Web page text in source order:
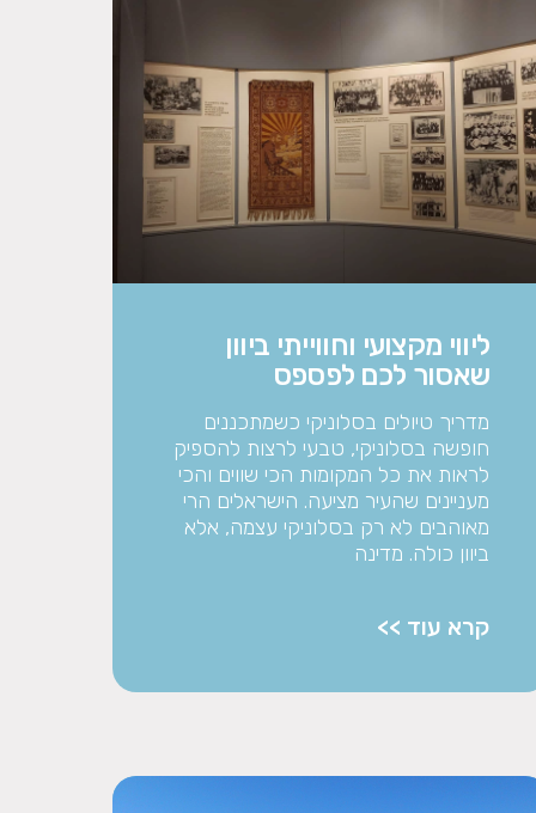
ליווי מקצועי וחווייתי ביוון
שאסור לכם לפספס
מדריך טיולים בסלוניקי כשמתכננים
חופשה בסלוניקי, טבעי לרצות להספיק
לראות את כל המקומות הכי שווים והכי
מעניינים שהעיר מציעה. הישראלים הרי
מאוהבים לא רק בסלוניקי עצמה, אלא
ביוון כולה. מדינה
קרא עוד >>